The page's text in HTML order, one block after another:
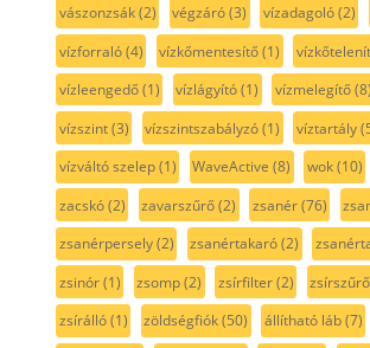
vászonzsák(2) végzáró(3) vízadagoló(2)
vízforraló(4) vízkőmentesítő(1)
vízleengedő(1) vízlágyító(1) vízmelegítő(8)
vízszint(3) vízszintszabályzó(1) víztartály
vízváltó szelep(1) WaveActive (8) wok(10)
zacskó(2) zavarszűrő(2) zsanér(76)
zsanérpersely(2) zsanértakaró(2)
zsinór(1) zsomp(2) zsírfilter(2) zsírszűrő
zsírálló(1) zöldségfiók(50) állítható láb(7)